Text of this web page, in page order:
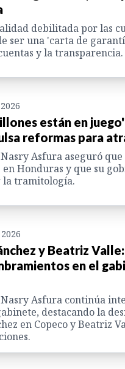
debilitada por las
ser una 'carta de
y la
están en
reformas para
Asfura aseguró
Honduras y que su
tramitología.
y Beatriz
en el
Asfura continúa
destacando la
en Copeco y Beatriz